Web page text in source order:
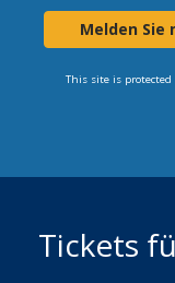
Melden
This site is protected
Tickets